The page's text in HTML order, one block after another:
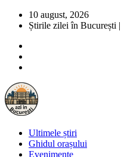
10 august, 2026
Știrile zilei în București
Ultimele știri
Ghidul orașului
Evenimente